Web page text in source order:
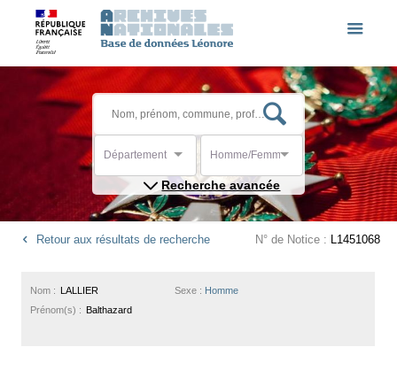
Département Homme/Femme
Recherche avancée
Retour aux résultats de recherche N° de Notice : L1451068
Sexe : Homme
Nom : LALLIER
Prénom(s) : Balthazard